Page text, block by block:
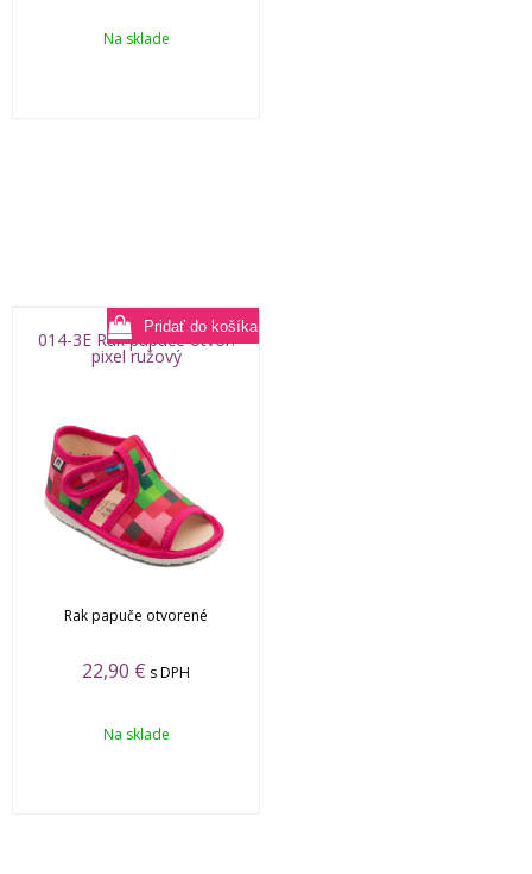
Na sklade
014-3E Rak papuče otvor.
pixel ružový
Rak papuče otvorené
22,90 € s DPH
Na sklade